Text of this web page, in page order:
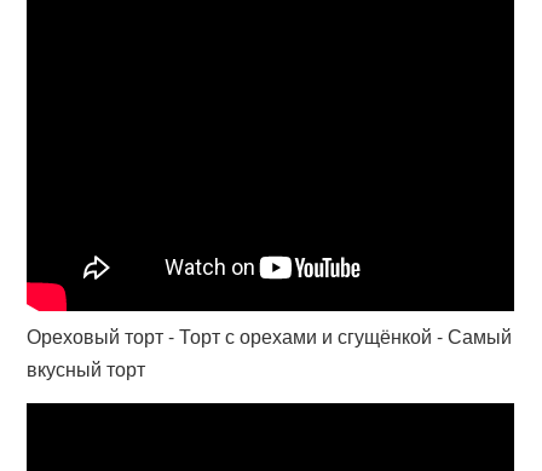
Ореховый торт - Торт с орехами и сгущёнкой - Самый
вкусный торт